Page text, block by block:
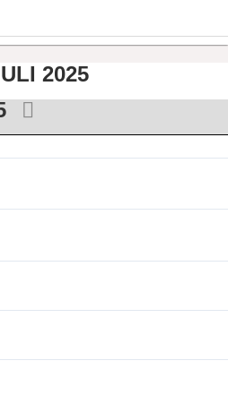
Zusammenschluss von
ehrenamtlich um
2025